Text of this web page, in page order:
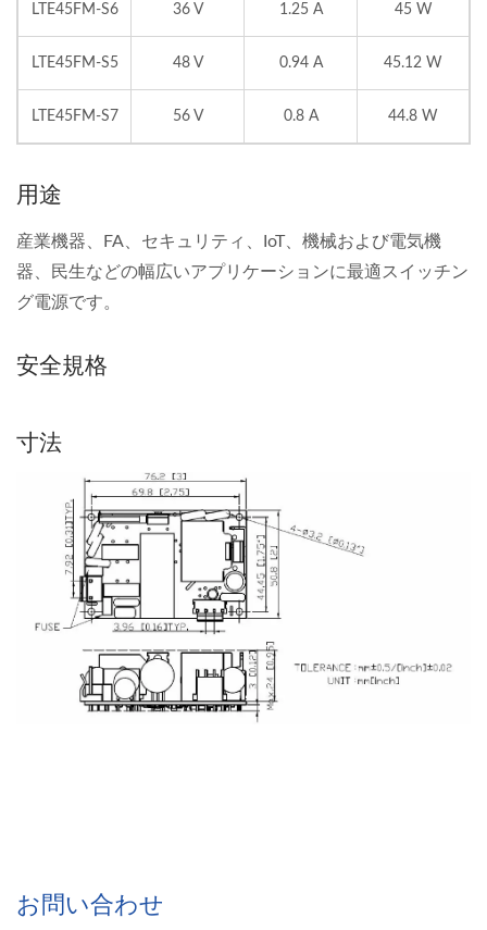
LTE45FM-S6 36 V 1.25 A 45 W
LTE45FM-S5 48 V 0.94 A 45.12 W
LTE45FM-S7 56 V 0.8 A 44.8 W
用途
産業機器、FA、セキュリティ、IoT、機械および電気機
器、民生などの幅広いアプリケーションに最適スイッチン
グ電源です。
安全規格
寸法